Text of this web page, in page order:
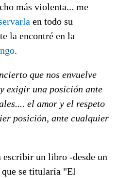
más violenta... me
en todo su
la encontré en la
.
que nos envuelve
exigir una posición ante
el amor y el respeto
posición, ante cualquier
escribir un libro -desde un
se titularía "El